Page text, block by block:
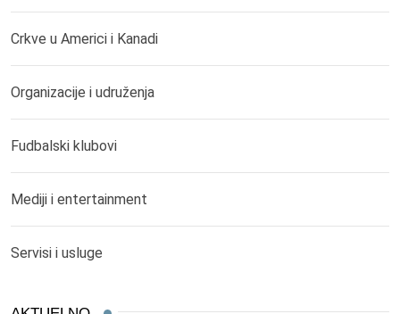
Crkve u Americi i Kanadi
Organizacije i udruženja
Fudbalski klubovi
Mediji i entertainment
Servisi i usluge